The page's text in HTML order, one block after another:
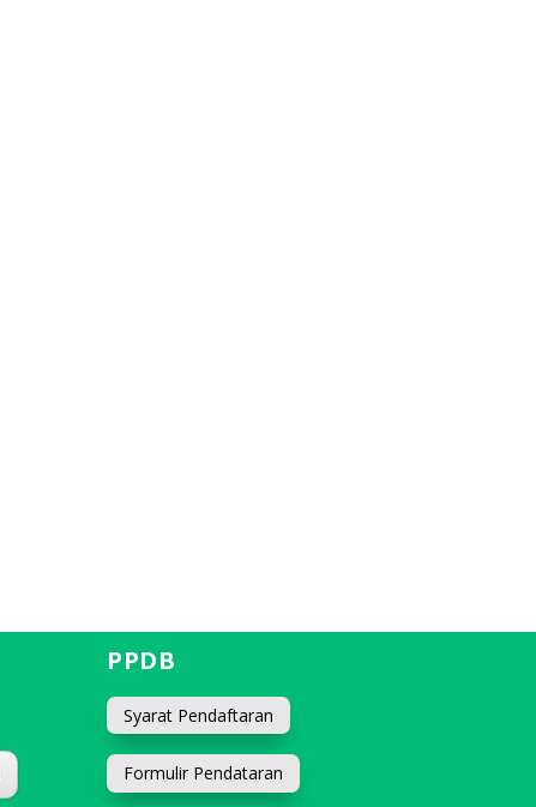
PPDB
Syarat Pendaftaran
Formulir Pendataran